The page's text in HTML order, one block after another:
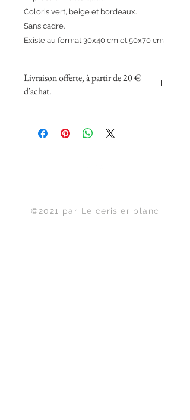
Coloris vert, beige et bordeaux.
Sans cadre.
Existe au format 30x40 cm et 50x70 cm
Livraison offerte, à partir de 20 €
d'achat.
©2021 par Le cerisier blanc